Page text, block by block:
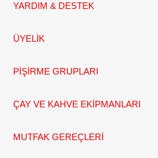
YARDIM & DESTEK
ÜYELİK
PİŞİRME GRUPLARI
ÇAY VE KAHVE EKİPMANLARI
MUTFAK GEREÇLERİ